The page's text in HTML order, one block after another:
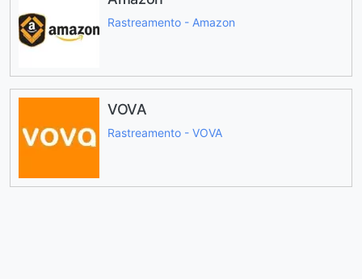
Rastreamento - Amazon
VOVA
Rastreamento - VOVA